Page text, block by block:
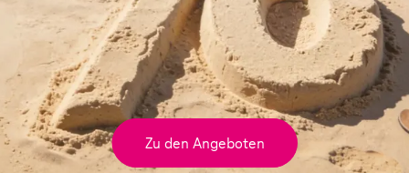
Zu den Angeboten